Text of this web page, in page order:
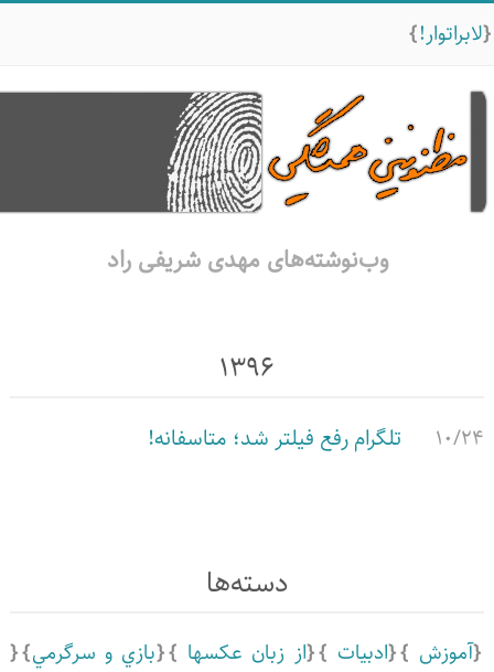
لابراتوار!
وب‌نوشته‌های مهدی شریفی راد
۱۳۹۶
۱۰/۲۴ تلگرام رفع فیلتر شد؛ متاسفانه!
دسته‌ها
آموزش ادبيات از زبان عکسها
بازي و سرگرمي